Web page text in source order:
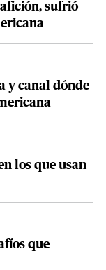
sufrió
y canal dónde
los que usan
que